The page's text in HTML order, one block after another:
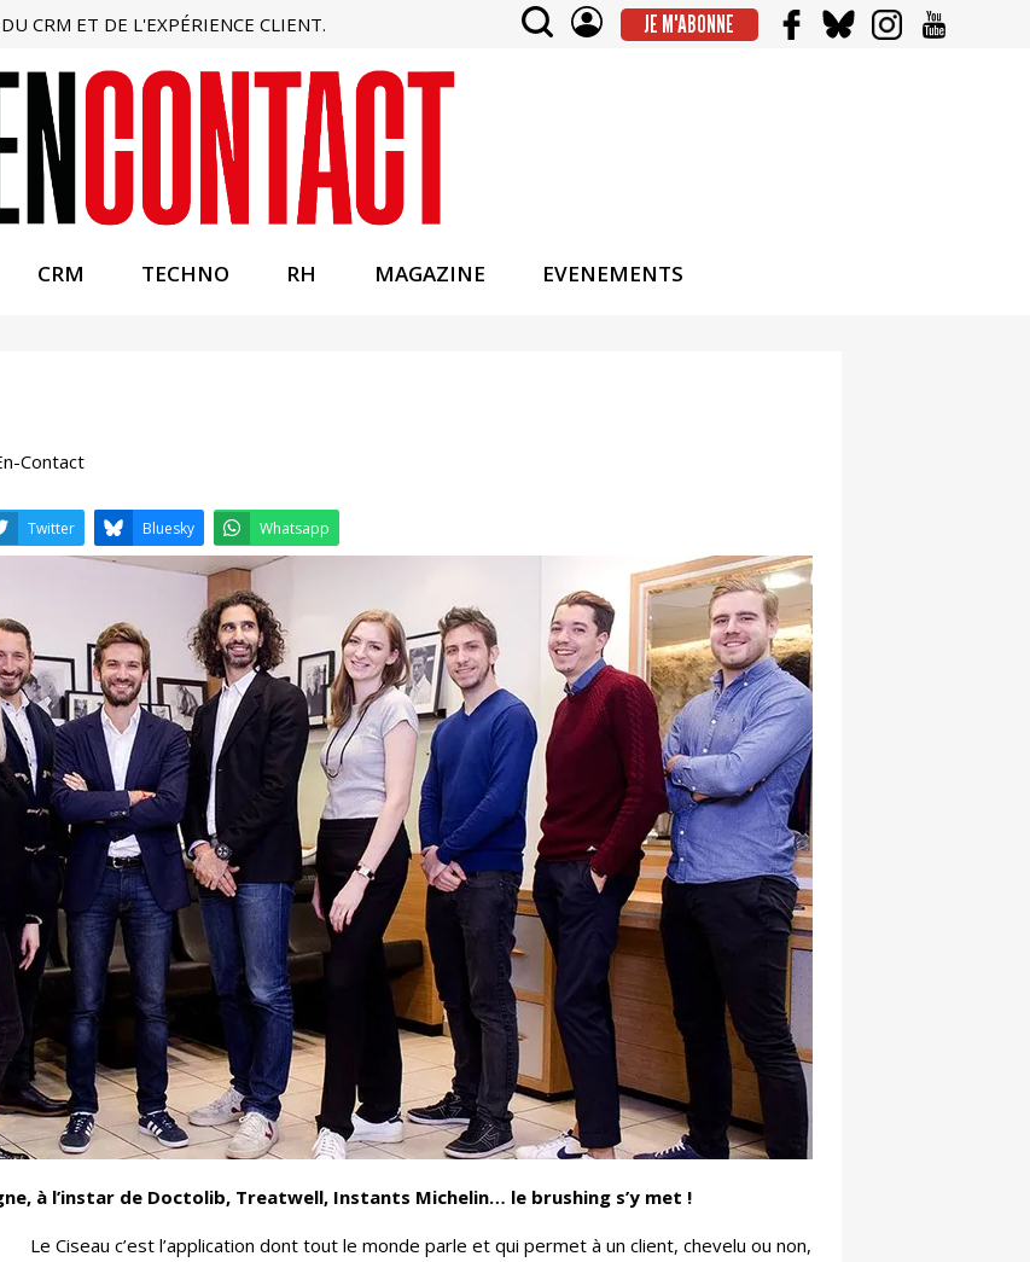
CRM ET DE L'EXPÉRIENCE CLIENT. JE M'ABONNE
CRM TECHNO RH MAGAZINE EVENEMENTS
Contact
LinkedIn Twitter Bluesky Whatsapp
à l’instar de Doctolib, Treatwell, Instants Michelin… le brushing s’y met !
Le Ciseau c’est l’application dont tout le monde parle et qui permet à un client, chevelu ou non,